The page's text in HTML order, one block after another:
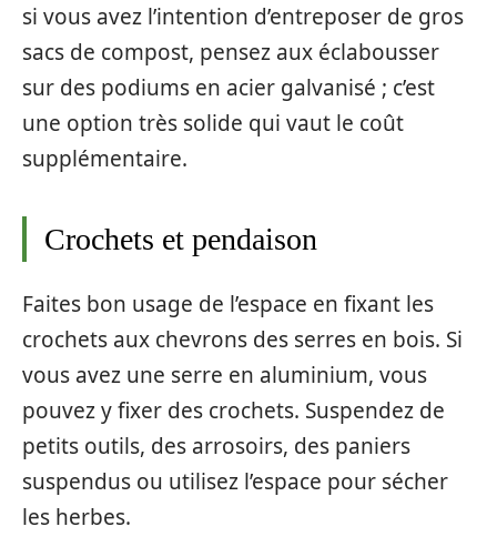
si vous avez l’intention d’entreposer de gros
sacs de compost, pensez aux éclabousser
sur des podiums en acier galvanisé ; c’est
une option très solide qui vaut le coût
supplémentaire.
Crochets et pendaison
Faites bon usage de l’espace en fixant les
crochets aux chevrons des serres en bois. Si
vous avez une serre en aluminium, vous
pouvez y fixer des crochets. Suspendez de
petits outils, des arrosoirs, des paniers
suspendus ou utilisez l’espace pour sécher
les herbes.